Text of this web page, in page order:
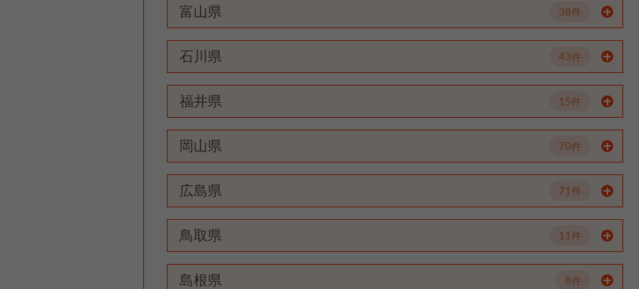
富山県 38件
石川県 43件
福井県 15件
岡山県 70件
広島県 71件
鳥取県 11件
島根県 8件